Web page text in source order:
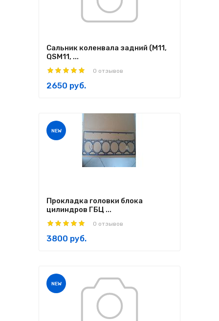
Сальник коленвала задний (M11,
QSM11, ...
0 отзывов
2650 руб.
NEW
Прокладка головки блока
цилиндров ГБЦ ...
0 отзывов
3800 руб.
NEW